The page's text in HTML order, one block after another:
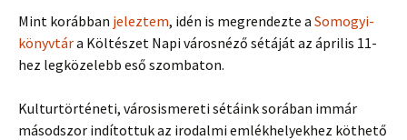
Mint korábban jeleztem, idén is megrendezte a Somogyi-
könyvtára Költészet Napi városnéző sétáját az április 11-
hez legközelebb eső szombaton.
Kulturtörténeti, városismereti sétáink sorában immár
másodszor indítottuk az irodalmi emlékhelyekhez köthető